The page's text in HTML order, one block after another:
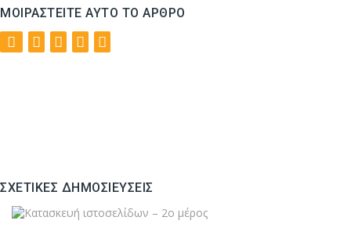
ΜΟΙΡΑΣΤΕΊΤΕ ΑΥΤΌ ΤΟ ΆΡΘΡΟ
ΣΧΕΤΙΚΈΣ ΔΗΜΟΣΙΕΎΣΕΙΣ